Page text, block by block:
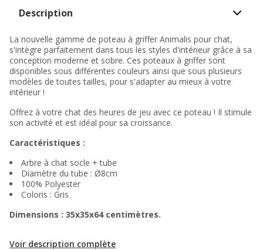
Description
La nouvelle gamme de poteau à griffer Animalis pour chat,
s'intègre parfaitement dans tous les styles d'intérieur grâce à sa
conception moderne et sobre. Ces poteaux à griffer sont
disponibles sous différentes couleurs ainsi que sous plusieurs
modèles de toutes tailles, pour s'adapter au mieux à votre
intérieur !
Offrez à votre chat des heures de jeu avec ce poteau ! Il stimule
son activité et est idéal pour sa croissance.
Caractéristiques :
Arbre à chat socle + tube
Diamètre du tube : Ø8cm
100% Polyester
Coloris : Gris
Dimensions : 35x35x64 centimètres.
Voir description complète